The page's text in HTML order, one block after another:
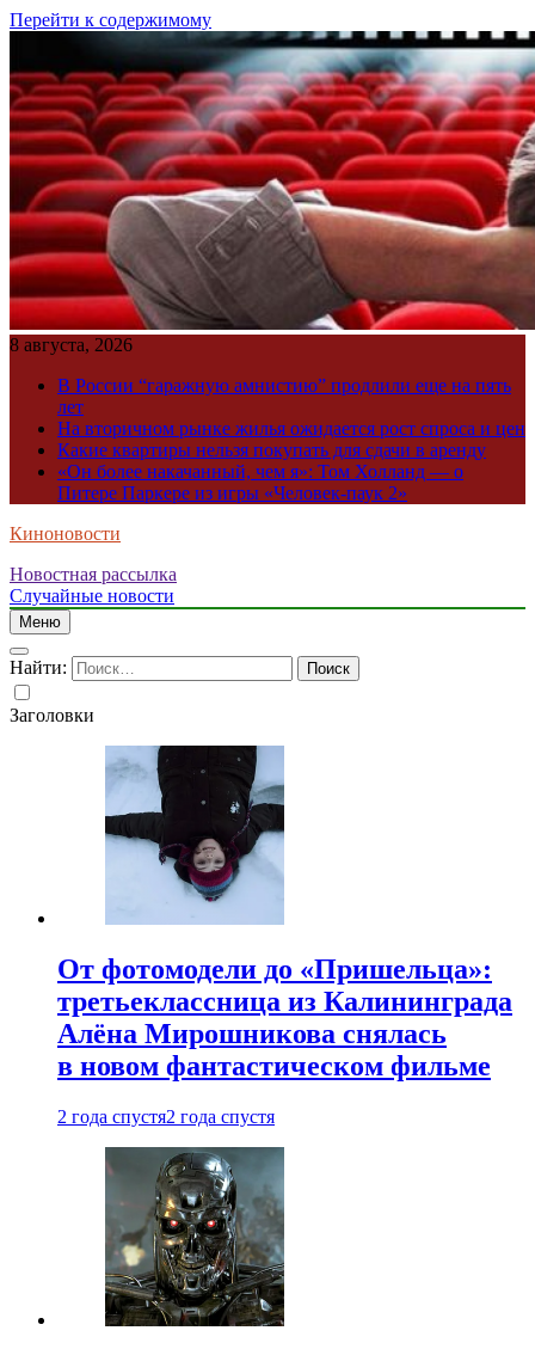
Перейти к содержимому
8 августа, 2026
В России “гаражную амнистию” продлили еще на пять
лет
На вторичном рынке жилья ожидается рост спроса и цен
Какие квартиры нельзя покупать для сдачи в аренду
«Он более накачанный, чем я»: Том Холланд — о
Питере Паркере из игры «Человек-паук 2»
Киноновости
Новостная рассылка
Случайные новости
Меню
Найти:
Заголовки
От фотомодели до «Пришельца»:
третьеклассница из Калининграда
Алёна Мирошникова снялась
в новом фантастическом фильме
2 года спустя2 года спустя